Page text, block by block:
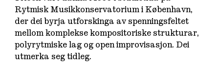
Rytmisk Musikkonservatorium i København,
der dei byrja utforskinga av spenningsfeltet
mellom komplekse kompositoriske strukturar,
polyrytmiske lag og open improvisasjon. Dei
utmerka seg tidleg.